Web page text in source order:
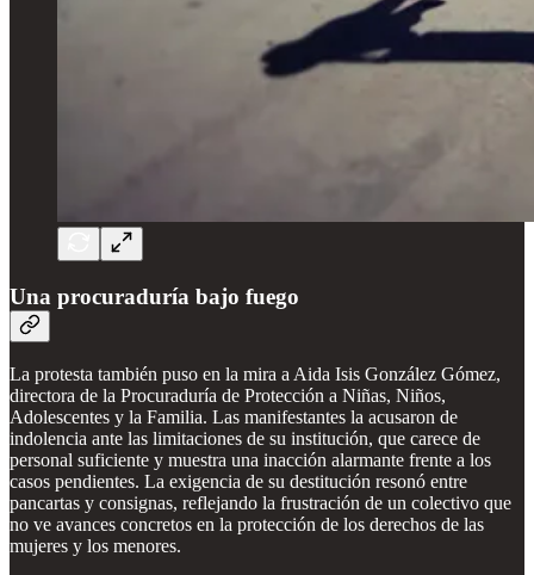
Una procuraduría bajo fuego
La protesta también puso en la mira a Aida Isis González Gómez,
directora de la Procuraduría de Protección a Niñas, Niños,
Adolescentes y la Familia. Las manifestantes la acusaron de
indolencia ante las limitaciones de su institución, que carece de
personal suficiente y muestra una inacción alarmante frente a los
casos pendientes. La exigencia de su destitución resonó entre
pancartas y consignas, reflejando la frustración de un colectivo que
no ve avances concretos en la protección de los derechos de las
mujeres y los menores.